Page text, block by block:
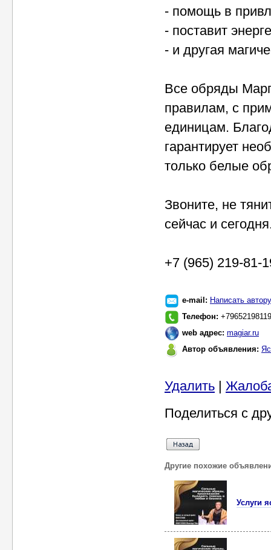
- помощь в
- поставит
- и другая
Все обряды
правилам, с
единицам.
гарантирует
только белые
Звоните, не
сейчас и
+7 (965) 219-81-
e-mail: Написать автору
Телефон: +79652198119
web адрес: magiar.ru
Автор объявления:
Удалить |
Поделиться с
Другие похожие
Услуги